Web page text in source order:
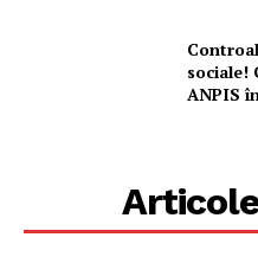
sociale!
ANPIS